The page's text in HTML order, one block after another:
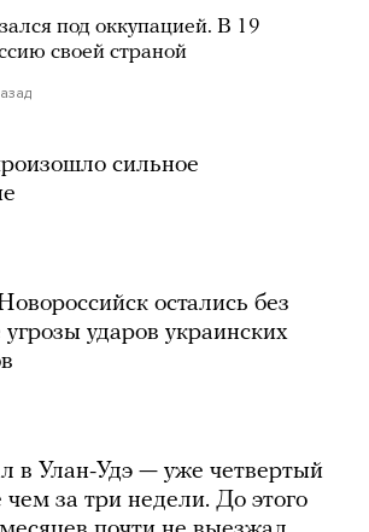
под оккупацией. В 19
своей страной
сильное
остались без
ударов украинских
в Улан-Удэ — уже четвертый
за три недели. До этого